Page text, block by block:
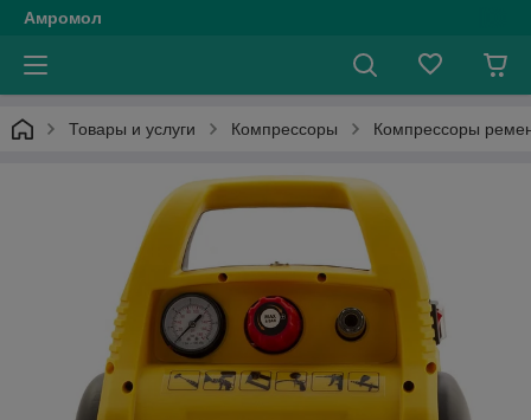
Амромол
Товары и услуги Компрессоры Компрессоры